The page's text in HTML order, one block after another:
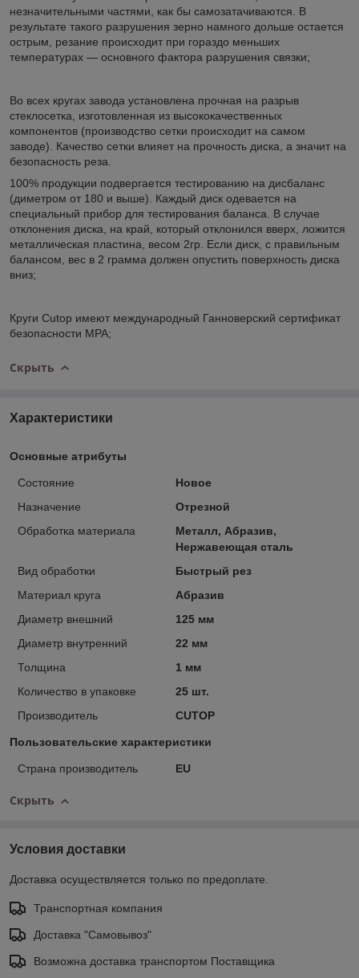
незначительными частями, как бы самозатачиваются. В
результате такого разрушения зерно намного дольше остается
острым, резание происходит при гораздо меньших
температурах — основного фактора разрушения связки;
Во всех кругах завода установлена прочная на разрыв
стеклосетка, изготовленная из высококачественных
компонентов (производство сетки происходит на самом
заводе). Качество сетки влияет на прочность диска, а значит на
безопасность реза.
100% продукции подвергается тестированию на дисбаланс
(диметром от 180 и выше). Каждый диск одевается на
специальный прибор для тестирования баланса. В случае
отклонения диска, на край, который отклонился вверх, ложится
металлическая пластина, весом 2гр. Если диск, с правильным
балансом, вес в 2 грамма должен опустить поверхность диска
вниз;
Круги Cutop имеют международный Ганноверский сертификат
безопасности MPA;
Скрыть
Характеристики
Основные атрибуты
Состояние
Новое
Назначение
Отрезной
Обработка материала
Металл, Абразив,
Нержавеющая сталь
Вид обработки
Быстрый рез
Материал круга
Абразив
Диаметр внешний
125 мм
Диаметр внутренний
22 мм
Толщина
1 мм
Количество в упаковке
25 шт.
Производитель
CUTOP
Пользовательские характеристики
Страна производитель EU
Скрыть
Условия доставки
Доставка осуществляется только по предоплате.
Транспортная компания
Доставка "Самовывоз"
Возможна доставка транспортом Поставщика